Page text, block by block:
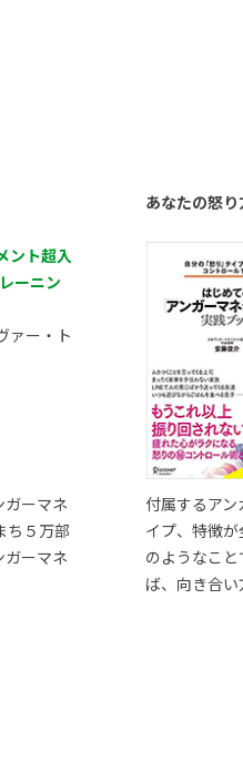
ント超入
ーニン
ァー・ト
ガーマネ
ち５万部
ガーマネ
あなたの怒
付属するア
イプ、特徴
のようなこ
ば、向き合い